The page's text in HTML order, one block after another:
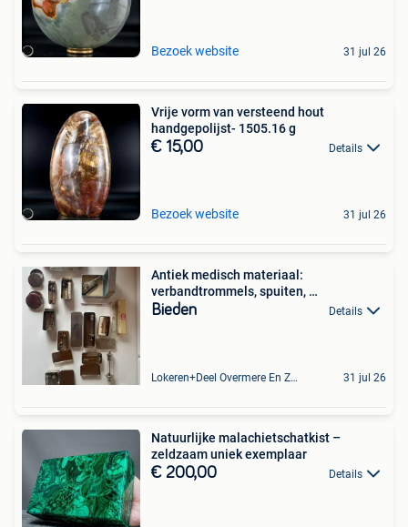
Bezoek website 31 jul 26
Vrije vorm van versteend hout
handgepolijst- 1505.16 g
€ 15,00 Details
Bezoek website 31 jul 26
Antiek medisch materiaal:
verbandtrommels, spuiten, …
Bieden Details
Lokeren+Deel Overmere En Zele 31 jul 26
Natuurlijke malachietschatkist –
zeldzaam uniek exemplaar
€ 200,00 Details